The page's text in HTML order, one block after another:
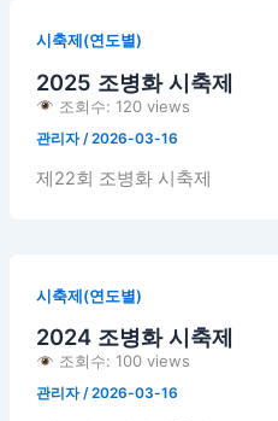
시축제(연도별)
2025 조병화 시축제
조회수: 120 views
관리자/2026-03-16
제22회 조병화 시축제
시축제(연도별)
2024 조병화 시축제
조회수: 100 views
관리자/2026-03-16